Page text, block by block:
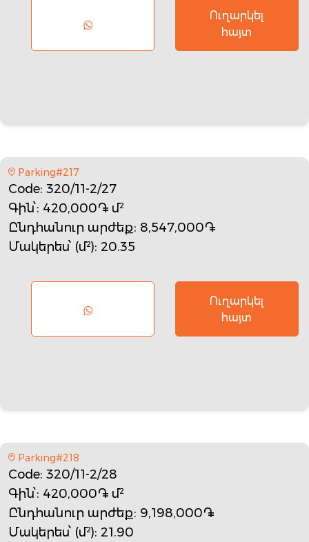
Ուղարկել
հայտ
Parking#217
Code: 320/11-2/27
Գին՝: 420,000֏ մ²
Ընդհանուր արժեք: 8,547,000֏
Մակերես՝ (մ²): 20.35
Ուղարկել
հայտ
Parking#218
Code: 320/11-2/28
Գին՝: 420,000֏ մ²
Ընդհանուր արժեք: 9,198,000֏
Մակերես՝ (մ²): 21.90